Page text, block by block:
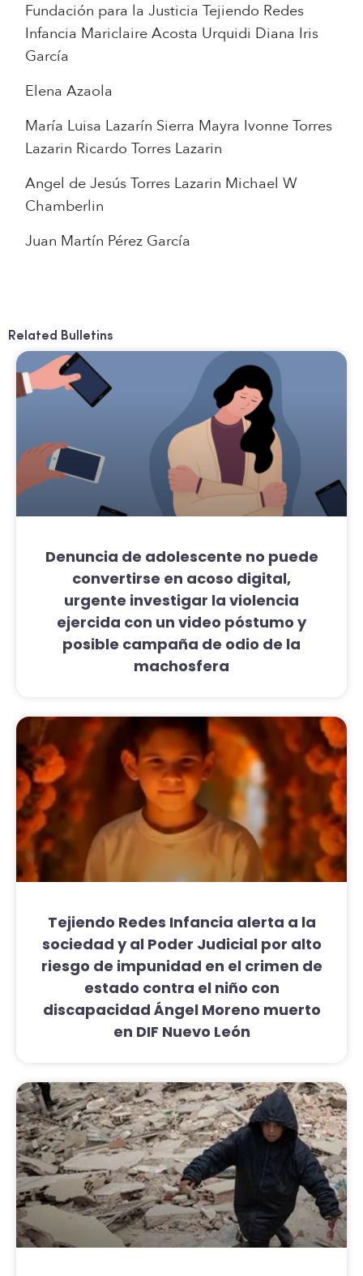
Fundación para la Justicia Tejiendo Redes
Infancia Mariclaire Acosta Urquidi Diana Iris
García
Elena Azaola
María Luisa Lazarín Sierra Mayra Ivonne Torres
Lazarin Ricardo Torres Lazarin
Angel de Jesús Torres Lazarin Michael W
Chamberlin
Juan Martín Pérez García
Related Bulletins
Denuncia de adolescente no puede
convertirse en acoso digital,
urgente investigar la violencia
ejercida con un video póstumo y
posible campaña de odio de la
machosfera
Tejiendo Redes Infancia alerta a la
sociedad y al Poder Judicial por alto
riesgo de impunidad en el crimen de
estado contra el niño con
discapacidad Ángel Moreno muerto
en DIF Nuevo León